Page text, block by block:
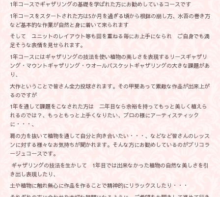
1年コースでギャザリングの基礎を学ばれた方にお勧めしているコースです
1年コースをスタートされた方は5か月を過ぎる頃から根鉢の崩し方、水苔の巻き方
など基本的な作業が自然と身に着いて来られます
そして ユニットのレイアウト等も回を重ねる毎にお上手になられ ご自身でも満
足そうな表情を見せられます。
1年コースにはギャザリングの技法を使い植物の美しさを表現するリースギャザリ
ング・マウントギャザリング・ウオールバスケットギャザリングの大きな課題があ
り、
大作ということで皆さん全力投球されます。その甲斐あって素敵な作品が出来上が
るのですが
1年を通して課題をこなされた方は 二年目なら余裕を持ってもっと美しく植えら
れるのでは？、もっともっと上手くなりたい、プロの様にアーティスティック
に・・・、
肩の力を抜いて植物を通して自分と向き合いたい・・・、などなど皆さんのレッス
ンに対する様々なお気持ちが聞かれます。そんな方にお勧めしているのがブリコラ
ージュコースです。
ギャザリングの技法を生かして 1年目では出来なかった植物の自然な美しさを引
き出し表現したり、
土や植物に触れ無心に作品を作ることで精神的にリラックスしたり・・・